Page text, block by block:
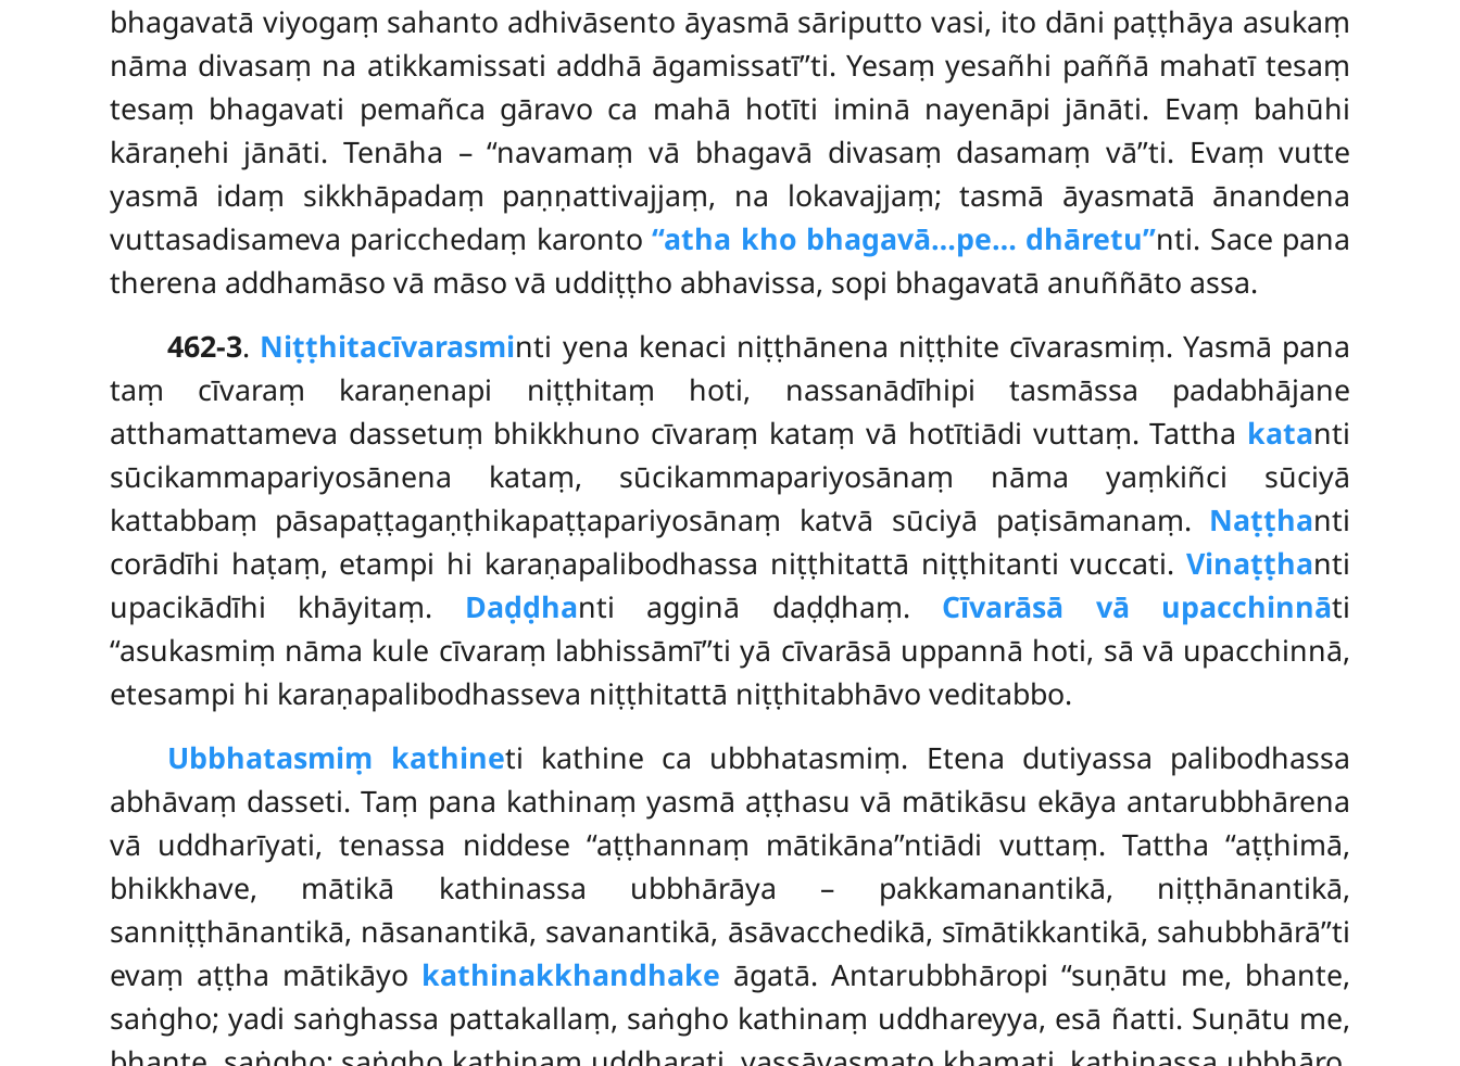
bhagavatā viyogaṃ sahanto adhivāsento āyasmā sāriputto vasi, ito dāni paṭṭhāya asukaṃ
nāma divasaṃ na atikkamissati addhā āgamissatī’’ti. Yesaṃ yesañhi paññā mahatī tesaṃ
tesaṃ bhagavati pemañca gāravo ca mahā hotīti iminā nayenāpi jānāti. Evaṃ bahūhi
kāraṇehi jānāti. Tenāha – ‘‘navamaṃ vā bhagavā divasaṃ dasamaṃ vā’’ti. Evaṃ vutte
yasmā idaṃ sikkhāpadaṃ paṇṇattivajjaṃ, na lokavajjaṃ; tasmā āyasmatā ānandena
vuttasadisameva paricchedaṃ karonto‘‘atha kho bhagavā…pe… dhāretu’’nti. Sace pana
therena addhamāso vā māso vā uddiṭṭho abhavissa, sopi bhagavatā anuññāto assa.
462-3. Niṭṭhitacīvarasminti yena kenaci niṭṭhānena niṭṭhite cīvarasmiṃ. Yasmā pana
taṃ cīvaraṃ karaṇenapi niṭṭhitaṃ hoti, nassanādīhipi tasmāssa padabhājane
atthamattameva dassetuṃ bhikkhuno cīvaraṃ kataṃ vā hotītiādi vuttaṃ. Tattha katanti
sūcikammapariyosānena kataṃ, sūcikammapariyosānaṃ nāma yaṃkiñci sūciyā
kattabbaṃ pāsapaṭṭagaṇṭhikapaṭṭapariyosānaṃ katvā sūciyā paṭisāmanaṃ. Naṭṭhanti
corādīhi haṭaṃ, etampi hi karaṇapalibodhassa niṭṭhitattā niṭṭhitanti vuccati.Vinaṭṭhanti
upacikādīhi khāyitaṃ. Daḍḍhanti agginā daḍḍhaṃ. Cīvarāsā vā upacchinnāti
‘‘asukasmiṃ nāma kule cīvaraṃ labhissāmī’’ti yā cīvarāsā uppannā hoti, sā vā upacchinnā,
etesampi hi karaṇapalibodhasseva niṭṭhitattā niṭṭhitabhāvo veditabbo.
Ubbhatasmiṃ kathineti kathine ca ubbhatasmiṃ. Etena dutiyassa palibodhassa
abhāvaṃ dasseti. Taṃ pana kathinaṃ yasmā aṭṭhasu vā mātikāsu ekāya antarubbhārena
vā uddharīyati, tenassa niddese ‘‘aṭṭhannaṃ mātikāna’’ntiādi vuttaṃ. Tattha ‘‘aṭṭhimā,
bhikkhave, mātikā kathinassa ubbhārāya – pakkamanantikā, niṭṭhānantikā,
sanniṭṭhānantikā, nāsanantikā, savanantikā, āsāvacchedikā, sīmātikkantikā, sahubbhārā’’ti
evaṃ aṭṭha mātikāyo kathinakkhandhake āgatā. Antarubbhāropi ‘‘suṇātu me, bhante,
saṅgho; yadi saṅghassa pattakallaṃ, saṅgho kathinaṃ uddhareyya, esā ñatti. Suṇātu me,